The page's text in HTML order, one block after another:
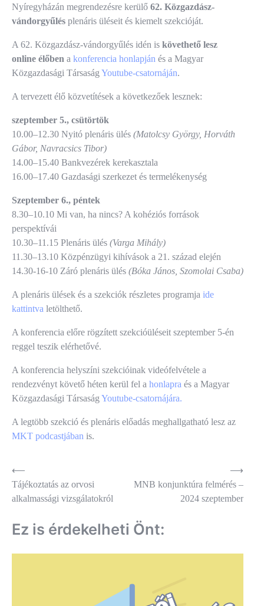
Nyíregyházán megrendezésre kerülő 62. Közgazdász-
vándorgyűlés plenáris üléseit és kiemelt szekcióját.
A 62. Közgazdász-vándorgyűlés idén is követhető lesz
online élőben a konferencia honlapján és a Magyar
Közgazdasági Társaság Youtube-csatornáján.
A tervezett élő közvetítések a következőek lesznek:
szeptember 5., csütörtök
10.00–12.30 Nyitó plenáris ülés (Matolcsy György, Horváth
Gábor, Navracsics Tibor)
14.00–15.40 Bankvezérek kerekasztala
16.00–17.40 Gazdasági szerkezet és termelékenység
Szeptember 6., péntek
8.30–10.10 Mi van, ha nincs? A kohéziós források
perspektívái
10.30–11.15 Plenáris ülés (Varga Mihály)
11.30–13.10 Közpénzügyi kihívások a 21. század elején
14.30-16-10 Záró plenáris ülés (Bóka János, Szomolai Csaba)
A plenáris ülések és a szekciók részletes programja ide
kattintva letölthető.
A konferencia előre rögzített szekcióüléseit szeptember 5-én
reggel teszik elérhetővé.
A konferencia helyszíni szekcióinak videófelvétele a
rendezvényt követő héten kerül fel a honlapra és a Magyar
Közgazdasági Társaság Youtube-csatornájára.
A legtöbb szekció és plenáris előadás meghallgatható lesz az
MKT podcastjában is.
Bejegyzés
navigáció
⟵
Tájékoztatás az orvosi
alkalmassági vizsgálatokról
MNB konjunktúra felmérés –
2024 szeptember
⟶
Ez is érdekelheti Önt: